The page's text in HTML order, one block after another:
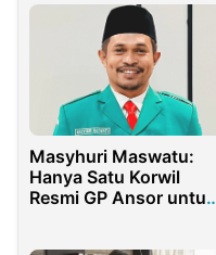
Masyhuri Maswatu:
Hanya Satu Korwil
Resmi GP Ansor untuk